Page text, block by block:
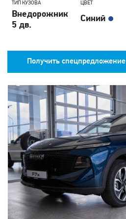
ТИП КУЗОВА
Внедорожник
5 дв.
ЦВЕТ
Синий
Получить спецпредложение